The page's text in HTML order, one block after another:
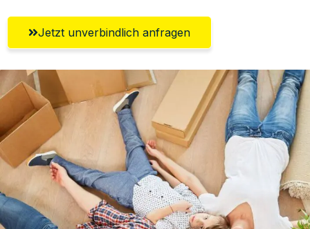
Jetzt unverbindlich anfragen